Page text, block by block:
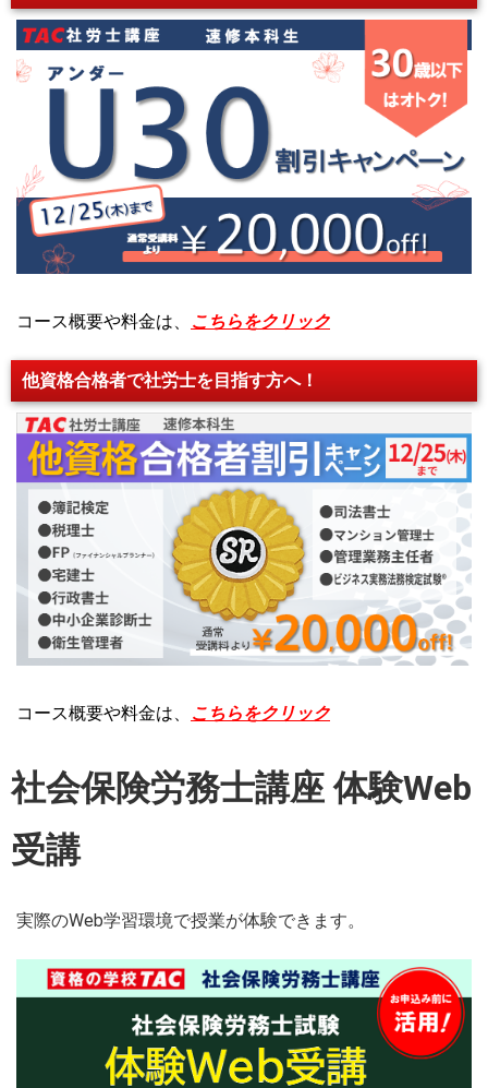
コース概要や料金は、 こちらをクリック
他資格合格者で社労士を目指す方へ！
コース概要や料金は、 こちらをクリック
社会保険労務士講座 体験Web
受講
実際のWeb学習環境で授業が体験できます。